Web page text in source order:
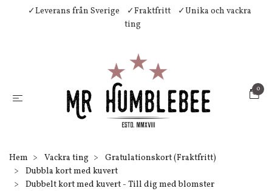
✓Leverans från Sverige ✓Fraktfritt
✓Unika och vackra
ting
0
Hem Vackra ting
Gratulationskort (Fraktfritt)
Dubbla kort med kuvert
Dubbelt kort med kuvert - Till dig med blomster